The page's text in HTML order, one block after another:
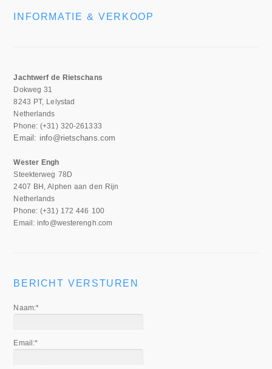
INFORMATIE & VERKOOP
Jachtwerf de Rietschans
Dokweg 31
8243 PT, Lelystad
Netherlands
Phone: (+31) 320-261333
Email: info@rietschans.com
Wester Engh
Steekterweg 78D
2407 BH, Alphen aan den Rijn
Netherlands
Phone: (+31) 172 446 100
Email: info@westerengh.com
BERICHT VERSTUREN
Naam:*
Email:*